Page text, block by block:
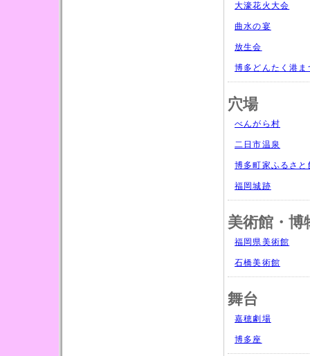
大濠花火大会
曲水の宴
放生会
博多どんたく港ま
穴場
べんがら村
二日市温泉
博多町家ふるさと
福岡城跡
美術館・博
福岡県美術館
石橋美術館
舞台
嘉穂劇場
博多座